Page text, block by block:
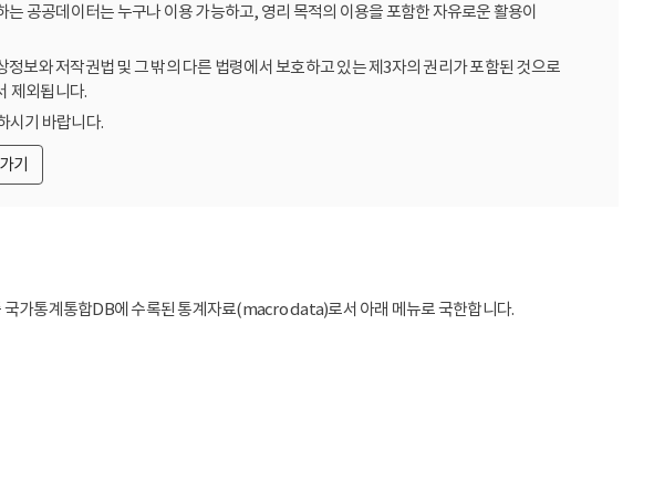
공공데이터는 누구나 이용 가능하고, 영리 목적의 이용을 포함한 자유로운 활용이
보와 저작권법 및 그 밖의 다른 법령에서 보호하고 있는 제3자의 권리가 포함된 것으로
제외됩니다.
시기 바랍니다.
기
가통계통합DB에 수록된 통계자료(macro data)로서 아래 메뉴로 국한합니다.